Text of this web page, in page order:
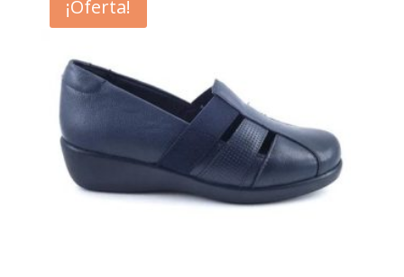
¡Oferta!